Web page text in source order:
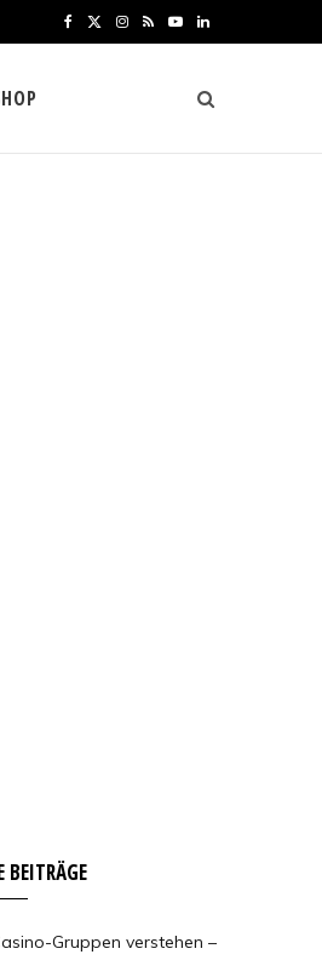
e w
I
t
R Y
T
L
n
k
BEITRÄGE
Gruppen verstehen –